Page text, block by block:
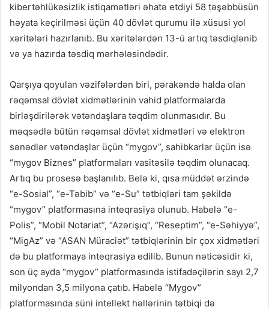
kibertəhlükəsizlik istiqamətləri əhatə etdiyi 58 təşəbbüsün
həyata keçirilməsi üçün 40 dövlət qurumu ilə xüsusi yol
xəritələri hazırlanıb. Bu xəritələrdən 13-ü artıq təsdiqlənib
və ya hazırda təsdiq mərhələsindədir.
Qarşıya qoyulan vəzifələrdən biri, pərakəndə halda olan
rəqəmsal dövlət xidmətlərinin vahid platformalarda
birləşdirilərək vətəndaşlara təqdim olunmasıdır. Bu
məqsədlə bütün rəqəmsal dövlət xidmətləri və elektron
sənədlər vətəndaşlar üçün “mygov”, sahibkarlar üçün isə
“mygov Biznes” platformaları vasitəsilə təqdim olunacaq.
Artıq bu prosesə başlanılıb. Belə ki, qısa müddət ərzində
“e-Sosial”, “e-Təbib” və “e-Su” tətbiqləri tam şəkildə
“mygov” platformasına inteqrasiya olunub. Habelə “e-
Polis”, “Mobil Notariat”, “Azərişıq”, “Reseptim”, “e-Səhiyyə”,
“MigAz” və “ASAN Müraciət” tətbiqlərinin bir çox xidmətləri
də bu platformaya inteqrasiya edilib. Bunun nəticəsidir ki,
son üç ayda “mygov” platformasında istifadəçilərin sayı 2,7
milyondan 3,5 milyona çatıb. Habelə “Mygov”
platformasında süni intellekt həllərinin tətbiqi də